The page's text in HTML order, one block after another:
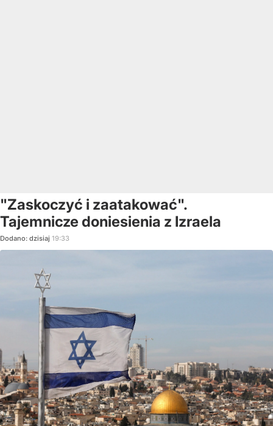
"Zaskoczyć i zaatakować".
Tajemnicze doniesienia z Izraela
Dodano: dzisiaj 19:33